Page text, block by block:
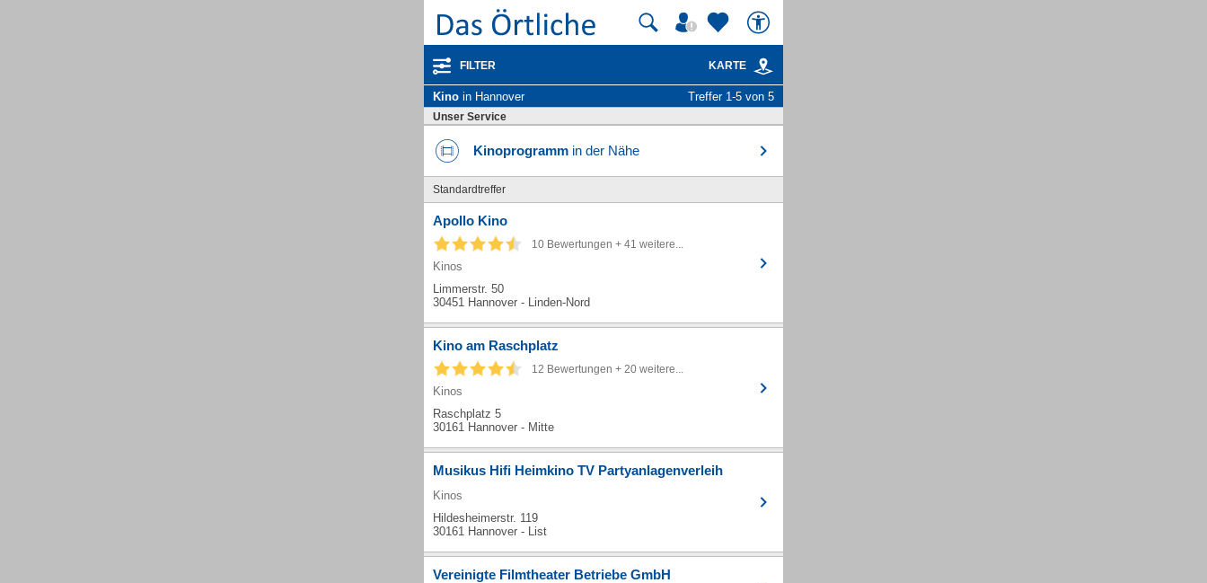
FILTER KARTE
Kino in Hannover Treffer 1-5 von 5
Unser Service
Kinoprogramm in der Nähe
Standardtreffer
Apollo Kino
10 Bewertungen + 41 weitere...
Kinos
Limmerstr. 50
30451 Hannover - Linden-Nord
Kino am Raschplatz
12 Bewertungen + 20 weitere...
Kinos
Raschplatz 5
30161 Hannover - Mitte
Musikus Hifi Heimkino TV Partyanlagenverleih
Kinos
Hildesheimerstr. 119
30161 Hannover - List
Vereinigte Filmtheater Betriebe GmbH